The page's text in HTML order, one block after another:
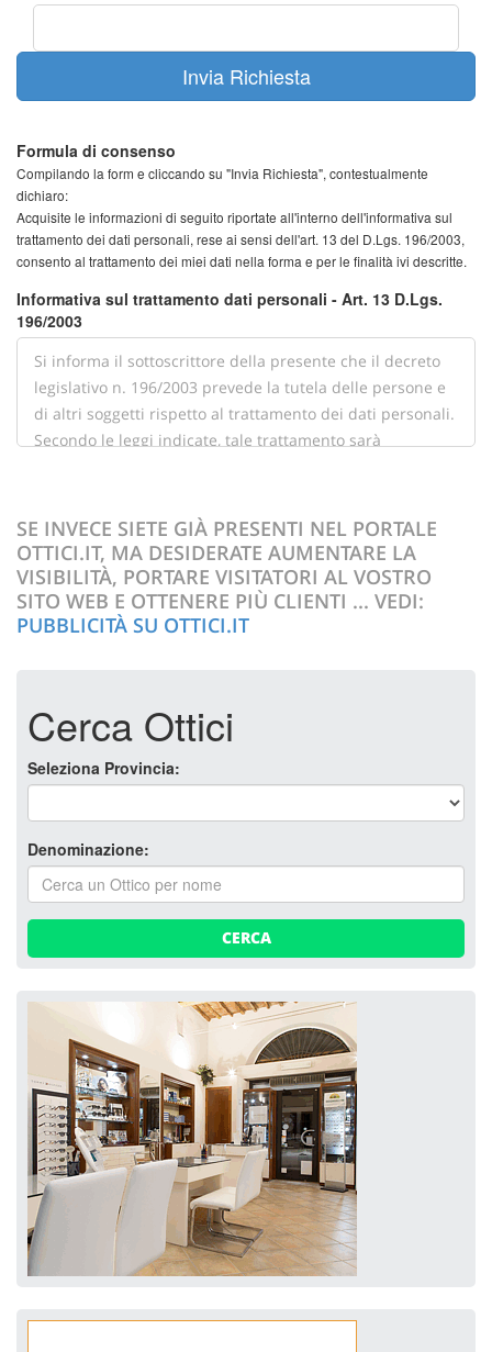
Invia Richiesta
Formula di consenso
Compilando la form e cliccando su "Invia Richiesta", contestualmente
dichiaro:
Acquisite le informazioni di seguito riportate all'interno dell'informativa sul
trattamento dei dati personali, rese ai sensi dell'art. 13 del D.Lgs. 196/2003,
consento al trattamento dei miei dati nella forma e per le finalità ivi descritte.
Informativa sul trattamento dati personali - Art. 13 D.Lgs.
196/2003
SE INVECE SIETE GIÀ PRESENTI NEL PORTALE
OTTICI.IT, MA DESIDERATE AUMENTARE LA
VISIBILITÀ, PORTARE VISITATORI AL VOSTRO
SITO WEB E OTTENERE PIÙ CLIENTI ... VEDI:
PUBBLICITÀ SU OTTICI.IT
Cerca Ottici
Seleziona Provincia:
Denominazione:
CERCA